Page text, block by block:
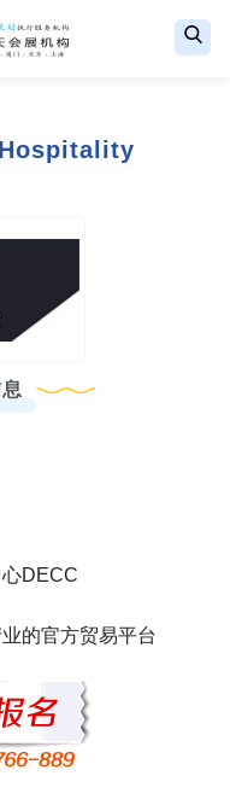
Hospitality
DECC
的官方贸易平台